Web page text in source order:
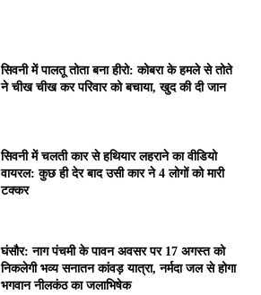
सिवनी में पालतू तोता बना हीरो: कोबरा के हमले से तोते
ने चीख चीख कर परिवार को बचाया, खुद की दी जान
सिवनी में चलती कार से हथियार लहराने का वीडियो
वायरल: कुछ ही देर बाद उसी कार ने 4 लोगों को मारी
टक्कर
घंसौर: नाग पंचमी के पावन अवसर पर 17 अगस्त को
निकलेगी भव्य सनातन कांवड़ यात्रा, नर्मदा जल से होगा
भगवान नीलकंठ का जलाभिषेक